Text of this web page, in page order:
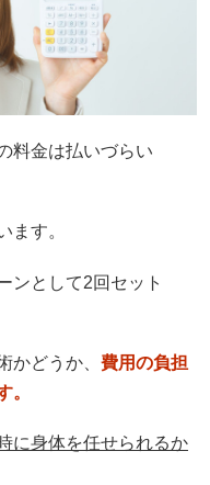
料金は払いづらい
ます。
ンとして2回セット
かどうか、 費用の負担
。
に身体を任せられるか